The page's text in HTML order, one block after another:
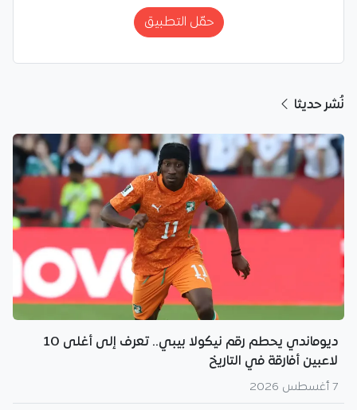
حمّل التطبيق
نُشر حديثا
ديوماندي يحطم رقم نيكولا بيبي.. تعرف إلى أغلى 10
لاعبين أفارقة في التاريخ
7 أغسطس 2026